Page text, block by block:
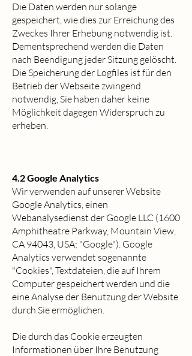
Die Daten werden nur solange
gespeichert, wie dies zur Erreichung des
Zweckes Ihrer Erhebung notwendig ist.
Dementsprechend werden die Daten
nach Beendigung jeder Sitzung gelöscht.
Die Speicherung der Logfiles ist für den
Betrieb der Webseite zwingend
notwendig, Sie haben daher keine
Möglichkeit dagegen Widerspruch zu
erheben.
4.2 Google Analytics
Wir verwenden auf unserer Website
Google Analytics, einen
Webanalysedienst der Google LLC (1600
Amphitheatre Parkway, Mountain View,
CA 94043, USA; "Google"). Google
Analytics verwendet sogenannte
"Cookies", Textdateien, die auf Ihrem
Computer gespeichert werden und die
eine Analyse der Benutzung der Website
durch Sie ermöglichen.
Die durch das Cookie erzeugten
Informationen über Ihre Benutzung